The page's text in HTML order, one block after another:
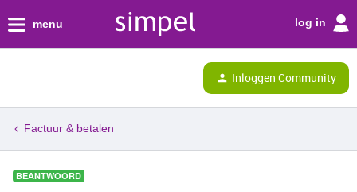
menu log in
Inloggen Community
Factuur & betalen
BEANTWOORD